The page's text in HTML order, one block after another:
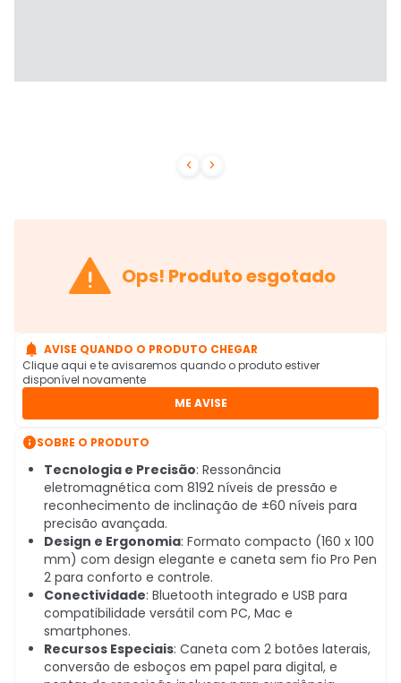
 
 Ops! Produto esgotado
 AVISE QUANDO O PRODUTO CHEGAR
Clique aqui e te avisaremos quando o produto estiver
disponível novamente
ME AVISE
SOBRE O PRODUTO
Tecnologia e Precisão: Ressonância
eletromagnética com 8192 níveis de pressão e
reconhecimento de inclinação de ±60 níveis para
precisão avançada.
Design e Ergonomia: Formato compacto (160 x 100
mm) com design elegante e caneta sem fio Pro Pen
2 para conforto e controle.
Conectividade: Bluetooth integrado e USB para
compatibilidade versátil com PC, Mac e
smartphones.
Recursos Especiais: Caneta com 2 botões laterais,
conversão de esboços em papel para digital, e